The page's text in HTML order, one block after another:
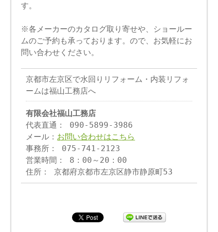
す。
※各メーカーのカタログ取り寄せや、ショールー
ムのご予約も承っております。ので、お気軽にお
問い合わせください。
京都市左京区で水回りリフォーム・内装リフォ
ームは福山工務店へ
有限会社福山工務店
代表直通： 090-5899-3986
メール： お問い合わせはこちら
事務所： 075-741-2123
営業時間： 8：00～20：00
住所： 京都府京都市左京区静市静原町53